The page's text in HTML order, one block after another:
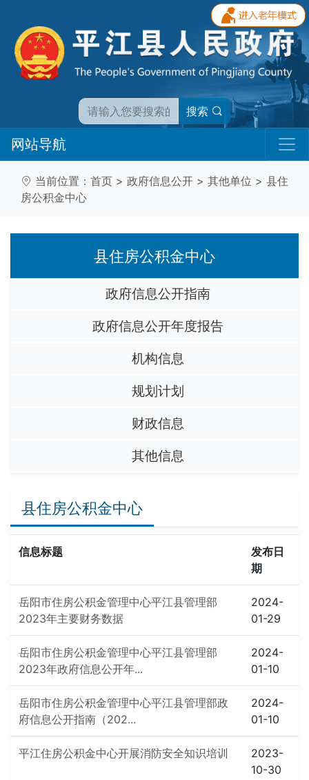
搜索
网站导航
当前位置： 首页 > 政府信息公开 > 其他单位 > 县住
房公积金中心
县住房公积金中心
政府信息公开指南
政府信息公开年度报告
机构信息
规划计划
财政信息
其他信息
县住房公积金中心
信息标题
发布日
期
岳阳市住房公积金管理中心平江县管理部
2023年主要财务数据
2024-
01-29
岳阳市住房公积金管理中心平江县管理部
2023年政府信息公开年...
2024-
01-10
岳阳市住房公积金管理中心平江县管理部政
府信息公开指南（202...
2024-
01-10
平江住房公积金中心开展消防安全知识培训
2023-
10-30